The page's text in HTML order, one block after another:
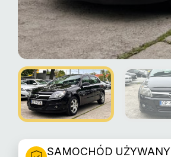
SAMOCHÓD UŻYWANY